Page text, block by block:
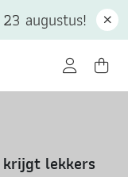
lekkers
augustus!